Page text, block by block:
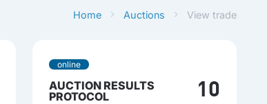
Home Auctions View trade
online
AUCTION RESULTS
PROTOCOL
10